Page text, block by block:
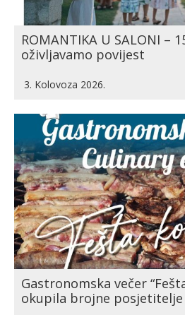
ROMANTIKA U SALONI –
oživljavamo povijest
3. Kolovoza 2026.
Gastronomska večer
okupila brojne posjetitelje